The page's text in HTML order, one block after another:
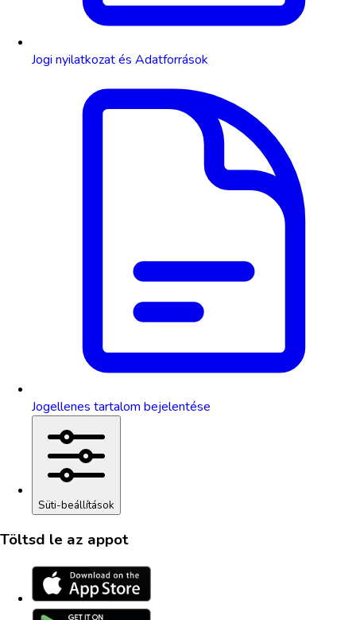
Jogi nyilatkozat és Adatforrások
Jogellenes tartalom bejelentése
Süti-beállítások
Töltsd le az appot